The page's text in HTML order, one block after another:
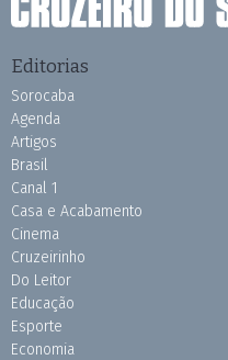
Editorias
Sorocaba
Agenda
Artigos
Brasil
Canal 1
Casa e Acabamento
Cinema
Cruzeirinho
Do Leitor
Educação
Esporte
Economia